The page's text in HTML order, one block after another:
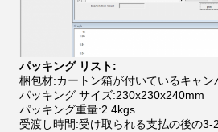
パッキング リスト:
梱包材:カートン箱が付いているキャン
パッキング サイズ:230x230x240mm
パッキング重量:2.4kgs
受渡し時間:受け取られる支払の後の3-